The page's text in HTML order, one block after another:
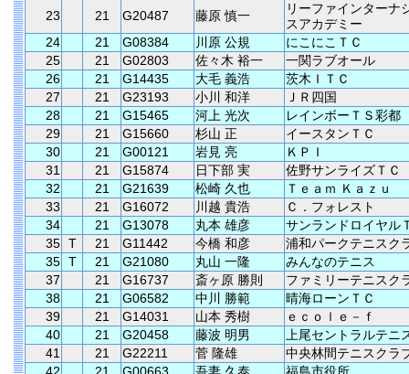
23
21 G20487 藤原 慎一
リーファインターナ
スアカデミー
24
21 G08384 川原 公規
にこにこＴＣ
25
21 G02803 佐々木 裕一
一関ラブオール
26
21 G14435 大毛 義浩
茨木ＩＴＣ
27
21 G23193 小川 和洋
ＪＲ四国
28
21 G15465 河上 光次
レインボーＴＳ彩都
29
21 G15660 杉山 正
イースタンＴＣ
30
21 G00121 岩見 亮
ＫＰＩ
31
21 G15874 日下部 実
佐野サンライズＴＣ
32
21 G21639 松崎 久也
Ｔｅａｍ Ｋａｚｕ
33
21 G16072 川越 貴浩
Ｃ．フォレスト
34
21 G13078 丸本 雄彦
サンランドロイヤル
35 T 21 G11442 今橋 和彦
浦和パークテニスク
35 T 21 G21080 丸山 一隆
みんなのテニス
37
21 G16737 斎ヶ原 勝則
ファミリーテニスク
38
21 G06582 中川 勝範
晴海ローンＴＣ
39
21 G14031 山本 秀樹
ｅｃｏｌｅ－ｆ
40
21 G20458 藤波 明男
上尾セントラルテニ
41
21 G22211 菅 隆雄
中央林間テニスクラ